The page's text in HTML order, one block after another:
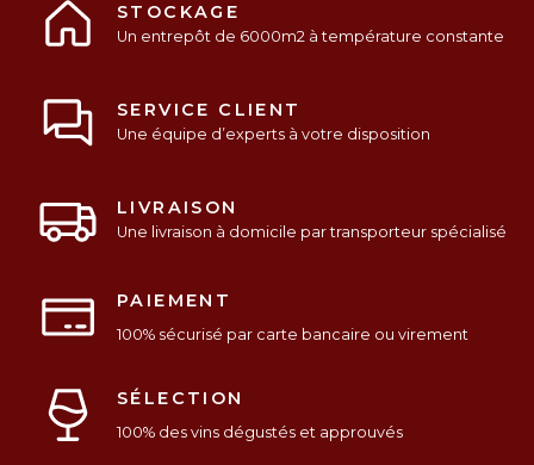
STOCKAGE
Un entrepôt de 6000m2 à température constante
SERVICE CLIENT
Une équipe d’experts à votre disposition
LIVRAISON
Une livraison à domicile par transporteur spécialisé
PAIEMENT
100% sécurisé par carte bancaire ou virement
SÉLECTION
100% des vins dégustés et approuvés